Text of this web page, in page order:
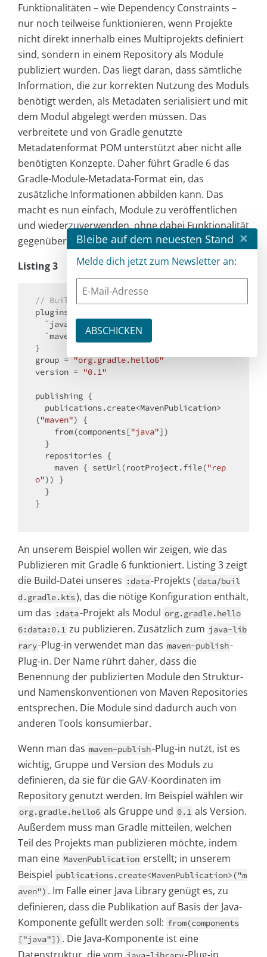
Funktionalitäten – wie Dependency Constraints –
nur noch teilweise funktionieren, wenn Projekte
nicht direkt innerhalb eines Multiprojekts definiert
sind, sondern in einem Repository als Module
publiziert wurden. Das liegt daran, dass sämtliche
Information, die zur korrekten Nutzung des Moduls
benötigt werden, als Metadaten serialisiert und mit
dem Modul abgelegt werden müssen. Das
verbreitete und von Gradle genutzte
Metadatenformat POM unterstützt aber nicht alle
benötigten Konzepte. Daher führt Gradle 6 das
Gradle-Module-Metadata-Format ein, das
zusätzliche Informationen abbilden kann. Das
macht es nun einfach, Module zu veröffentlichen
und wiederzuverwenden, ohne dabei Funktionalität
gegenüber lokal gebauten Projekten einzubüßen.
Listing 3
// Build-Datei: data/build.gradle.kts
plugins {
}
group = "org.gradle.hello6"
version = "0.1"
publishing {
("maven") {
    from(components[
"java"])
    maven { setUrl(rootProject.file(
"rep
o")) }
}
An unserem Beispiel wollen wir zeigen, wie das
Publizieren mit Gradle 6 funktioniert. Listing 3 zeigt
die Build-Datei unseres :data-Projekts ( data/buil
d.gradle.kts), das die nötige Konfiguration enthält,
um das :data-Projekt als Modul org.gradle.hello
6:data:0.1 zu publizieren. Zusätzlich zum java-lib
rary-Plug-in verwendet man das maven-publish-
Plug-in. Der Name rührt daher, dass die
Benennung der publizierten Module den Struktur-
und Namenskonventionen von Maven Repositories
entsprechen. Die Module sind dadurch auch von
anderen Tools konsumierbar.
Wenn man das maven-publish-Plug-in nutzt, ist es
wichtig, Gruppe und Version des Moduls zu
definieren, da sie für die GAV-Koordinaten im
Repository genutzt werden. Im Beispiel wählen wir
org.gradle.hello6 als Gruppe und 0.1 als Version.
Außerdem muss man Gradle mitteilen, welchen
Teil des Projekts man publizieren möchte, indem
man eine MavenPublication erstellt; in unserem
Beispiel publications.create<MavenPublication>("m
aven") . Im Falle einer Java Library genügt es, zu
definieren, dass die Publikation auf Basis der Java-
Komponente gefüllt werden soll: from(components
["java"]) . Die Java-Komponente ist eine
Bleibe auf dem neuesten Stand ×
Melde dich jetzt zum Newsletter an: